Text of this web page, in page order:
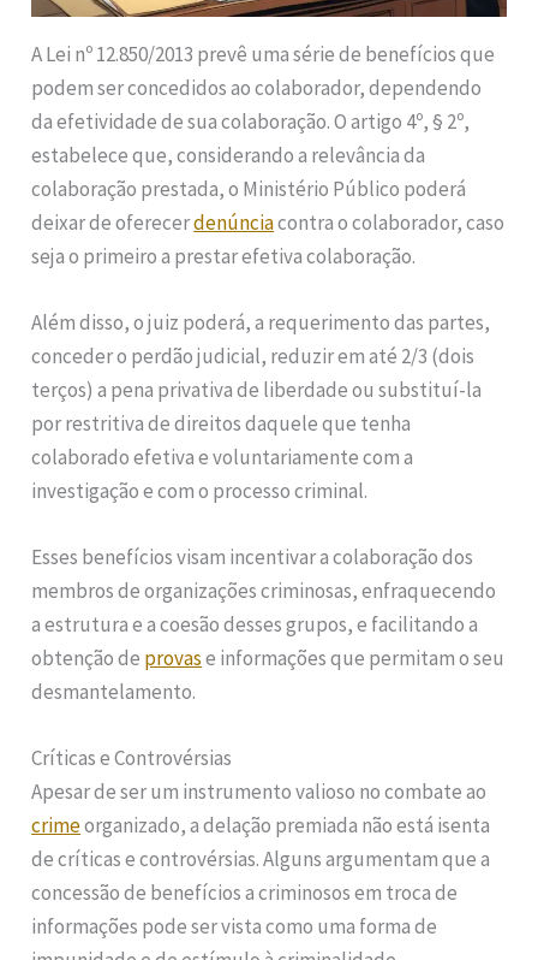
A Lei nº 12.850/2013 prevê uma série de benefícios que
podem ser concedidos ao colaborador, dependendo
da efetividade de sua colaboração. O artigo 4º, § 2º,
estabelece que, considerando a relevância da
colaboração prestada, o Ministério Público poderá
deixar de oferecerdenúnciacontra o colaborador, caso
seja o primeiro a prestar efetiva colaboração.
Além disso, o juiz poderá, a requerimento das partes,
conceder o perdão judicial, reduzir em até 2/3 (dois
terços) a pena privativa de liberdade ou substituí-la
por restritiva de direitos daquele que tenha
colaborado efetiva e voluntariamente com a
investigação e com o processo criminal.
Esses benefícios visam incentivar a colaboração dos
membros de organizações criminosas, enfraquecendo
a estrutura e a coesão desses grupos, e facilitando a
obtenção de provase informações que permitam o seu
desmantelamento.
Críticas e Controvérsias
Apesar de ser um instrumento valioso no combate ao
crimeorganizado, a delação premiada não está isenta
de críticas e controvérsias. Alguns argumentam que a
concessão de benefícios a criminosos em troca de
informações pode ser vista como uma forma de